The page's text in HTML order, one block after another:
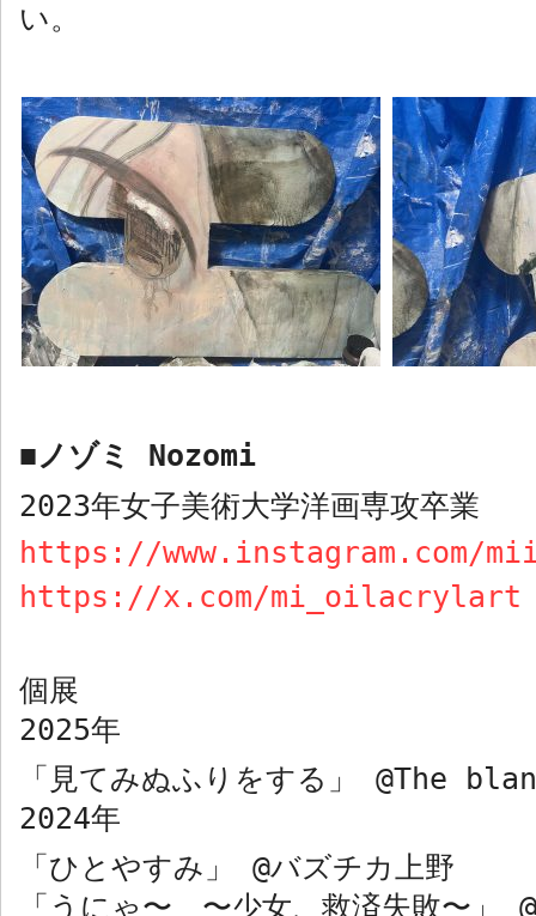
い。
■ノゾミ Nozomi
2023年女子美術大学洋画専攻卒業
https://www.instagram.com/
https://x.com/mi_oilacrylart
個展
2025年
「見てみぬふりをする」 @The
2024年
「ひとやすみ」 @バズチカ上野
「うにゃ〜 〜少女、救済失敗〜」 @